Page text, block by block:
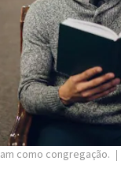
como congregação.